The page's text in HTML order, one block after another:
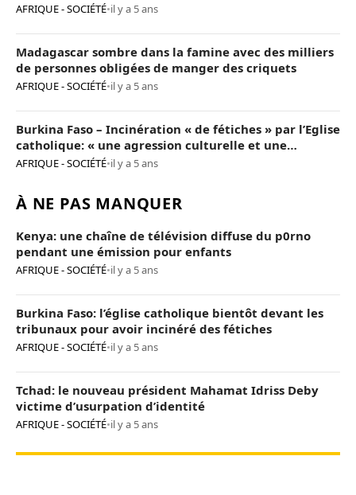
AFRIQUE - SOCIÉTÉ•il y a 5 ans
Madagascar sombre dans la famine avec des milliers
de personnes obligées de manger des criquets
AFRIQUE - SOCIÉTÉ•il y a 5 ans
Burkina Faso – Incinération « de fétiches » par l’Eglise
catholique: « une agression culturelle et une
provocation de trop »
AFRIQUE - SOCIÉTÉ•il y a 5 ans
À NE PAS MANQUER
Kenya: une chaîne de télévision diffuse du p0rno
pendant une émission pour enfants
AFRIQUE - SOCIÉTÉ•il y a 5 ans
Burkina Faso: l’église catholique bientôt devant les
tribunaux pour avoir incinéré des fétiches
AFRIQUE - SOCIÉTÉ•il y a 5 ans
Tchad: le nouveau président Mahamat Idriss Deby
victime d’usurpation d’identité
AFRIQUE - SOCIÉTÉ•il y a 5 ans